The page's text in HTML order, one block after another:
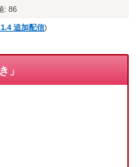
: 86
追加配信)
」